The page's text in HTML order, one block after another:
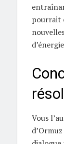
pourrait
Vous